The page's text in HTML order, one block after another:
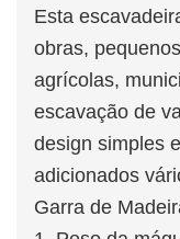
Esta
obras,
agrícolas,
escavação de
design simples
adicionados
Garra de